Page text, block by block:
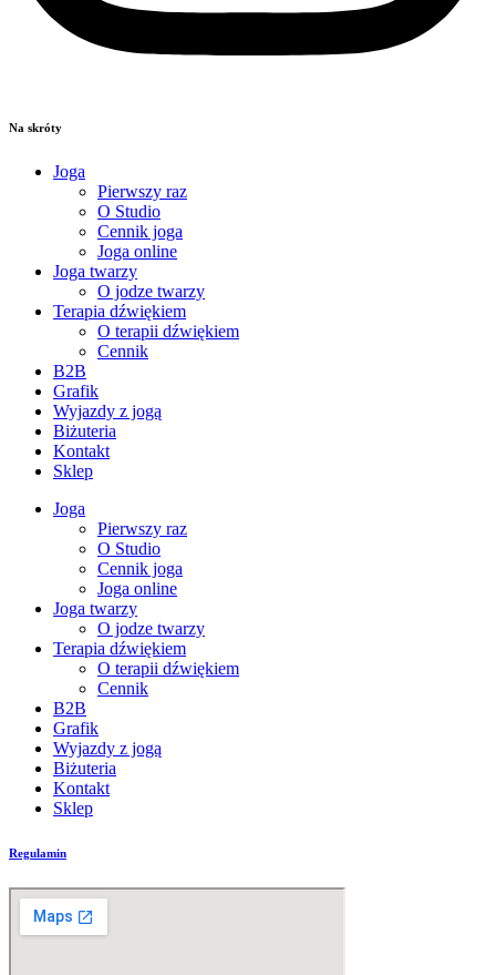
Na skróty
Joga
Pierwszy raz
O Studio
Cennik joga
Joga online
Joga twarzy
O jodze twarzy
Terapia dźwiękiem
O terapii dźwiękiem
Cennik
B2B
Grafik
Wyjazdy z jogą
Biżuteria
Kontakt
Sklep
Joga
Pierwszy raz
O Studio
Cennik joga
Joga online
Joga twarzy
O jodze twarzy
Terapia dźwiękiem
O terapii dźwiękiem
Cennik
B2B
Grafik
Wyjazdy z jogą
Biżuteria
Kontakt
Sklep
Regulamin